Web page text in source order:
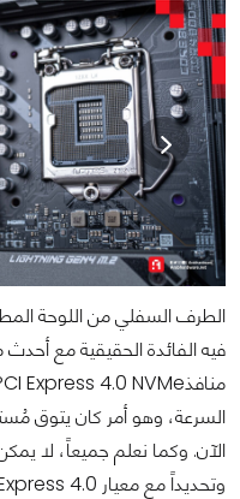
السرعة، وهو أمر كان يتوق
الآن. وكما نعلم جميعاً، لا